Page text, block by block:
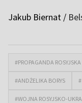
Jakub Biernat /
#PROPAGANDA ROSYJSKA
#ANDŻELIKA BORYS
#WOJNA ROSYJSKO-